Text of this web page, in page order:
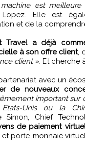
est meilleure
Lopez. Elle est
et de la
Travel a déjà
à son offre client,
client ». Et cherche
avec un
de nouveaux
important sur
Unis ou la
Simon, Chief
de paiement
porte-monnaie